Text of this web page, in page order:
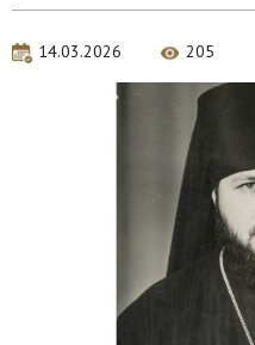
14.03.2026 205